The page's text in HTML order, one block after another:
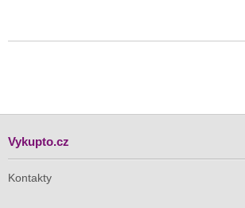
Vykupto.cz
Kontakty